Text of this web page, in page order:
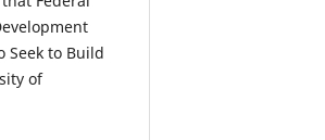
Seek to Build
of